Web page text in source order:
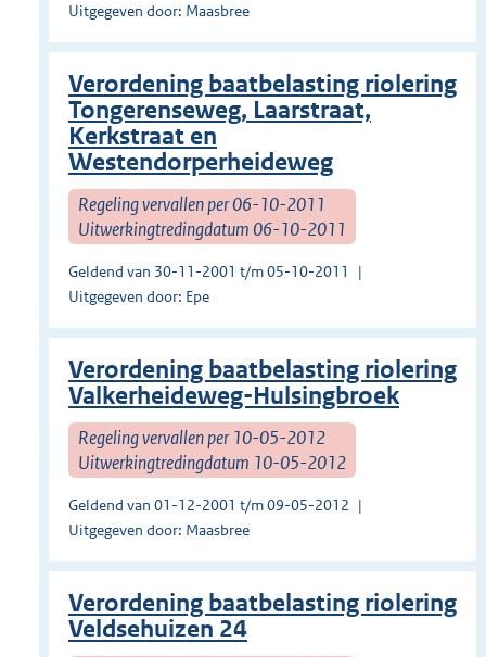
Uitgegeven door: Maasbree
Verordening baatbelasting riolering
Tongerenseweg, Laarstraat,
Kerkstraat en
Westendorperheideweg
Regeling vervallen per 06-10-2011
Uitwerkingtredingdatum 06-10-2011
Geldend van 30-11-2001 t/m 05-10-2011
Uitgegeven door: Epe
Verordening baatbelasting riolering
Valkerheideweg-Hulsingbroek
Regeling vervallen per 10-05-2012
Uitwerkingtredingdatum 10-05-2012
Geldend van 01-12-2001 t/m 09-05-2012
Uitgegeven door: Maasbree
Verordening baatbelasting riolering
Veldsehuizen 24